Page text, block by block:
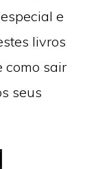
e
livros
como sair
seus